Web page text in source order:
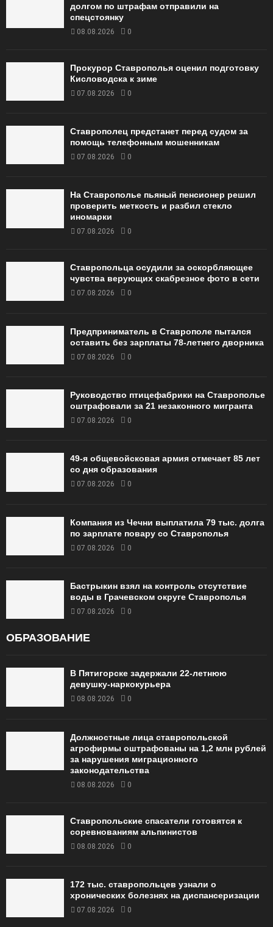
долгом по штрафам отправили на
спецстоянку
08.08.2026 0
Прокурор Ставрополья оценил подготовку
Кисловодска к зиме
07.08.2026 0
Ставрополец предстанет перед судом за
помощь телефонным мошенникам
07.08.2026 0
На Ставрополье пьяный пенсионер решил
проверить меткость и разбил стекло
иномарки
07.08.2026 0
Ставропольца осудили за оскорбляющее
чувства верующих скабрезное фото в сети
07.08.2026 0
Предприниматель в Ставрополе пытался
оставить без зарплаты 78-летнего дворника
07.08.2026 0
Руководство птицефабрики на Ставрополье
оштрафовали за 21 незаконного мигранта
07.08.2026 0
49‑я общевойсковая армия отмечает 85 лет
со дня образования
07.08.2026 0
Компания из Чечни выплатила 79 тыс. долга
по зарплате повару со Ставрополья
07.08.2026 0
Бастрыкин взял на контроль отсутствие
воды в Грачевском округе Ставрополья
07.08.2026 0
ОБРАЗОВАНИЕ
В Пятигорске задержали 22-летнюю
девушку-наркокурьера
08.08.2026 0
Должностные лица ставропольской
агрофирмы оштрафованы на 1,2 млн рублей
за нарушения миграционного
законодательства
08.08.2026 0
Ставропольские спасатели готовятся к
соревнованиям альпинистов
08.08.2026 0
172 тыс. ставропольцев узнали о
хронических болезнях на диспансеризации
07.08.2026 0